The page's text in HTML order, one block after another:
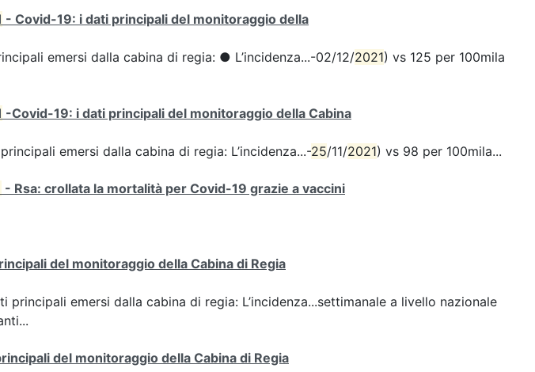
- Covid-19: i dati principali del monitoraggio della
emersi dalla cabina di regia: ● L’incidenza...-02/12/2021) vs 125 per 100mila
-Covid-19: i dati principali del monitoraggio della Cabina
emersi dalla cabina di regia: L’incidenza...-25/11/2021) vs 98 per 100mila...
- Rsa: crollata la mortalità per Covid-19 grazie a vaccini
del monitoraggio della Cabina di Regia
principali emersi dalla cabina di regia: L’incidenza...settimanale a livello nazionale
del monitoraggio della Cabina di Regia